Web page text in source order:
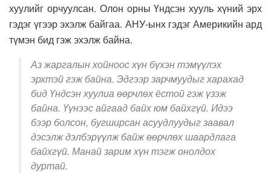
хуулийг орчуулсан. Олон орны Үндсэн хууль хүний эрх
гэдэг үгээр эхэлж байгаа. АНУ-ынх гэдэг Америкийн ард
түмэн бид гэж эхэлж байна.
Аз жаргалын хойноос хүн бүхэн тэмүүлэх
эрхтэй гэж байна. Эдгээр зарчмуудыг харахад
бид Үндсэн хуулиа өөрчлөх ёстой гэж үзэж
байна. Үүнээс айгаад байх юм байхгүй. Идээ
бээр болсон, бугширсан асуудлуудыг заавал
дэсэлж дэлбэрүүлж байж өөрчлөх шаардлага
байхгүй. Манай зарим хүн тэгж онолдох
дуртай.